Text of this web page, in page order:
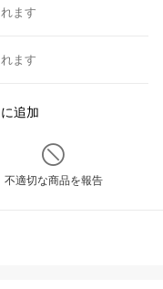
ます
ます
追加
不適切な商品を報告